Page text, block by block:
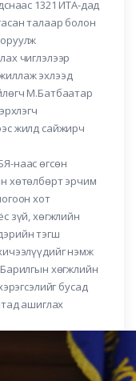
1321 ИТА-дад
талаар болон
чиглэлээр
эхлээд
М.Батбаатар
жилд сайжирч
наас өгсөн
хөтөлбөрт эрчим
хот
зүй, хөгжлийн
тэгш
нэмж
хөгжлийн
бусад
ашиглах